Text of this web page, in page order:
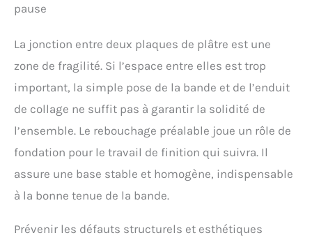
pause
La jonction entre deux plaques de plâtre est une
zone de fragilité. Si l’espace entre elles est trop
important, la simple pose de la bande et de l’enduit
de collage ne suffit pas à garantir la solidité de
l’ensemble. Le rebouchage préalable joue un rôle de
fondation pour le travail de finition qui suivra. Il
assure une base stable et homogène, indispensable
à la bonne tenue de la bande.
Prévenir les défauts structurels et esthétiques